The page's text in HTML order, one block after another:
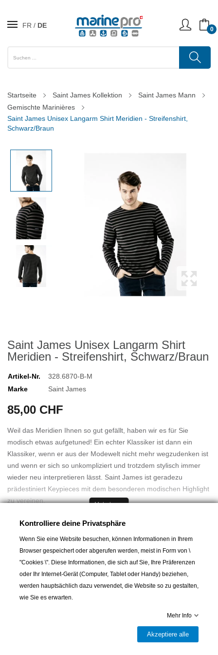
FR DE 0
Startseite Saint James Kollektion
Saint James Mann
Gemischte Marinières
Saint James Unisex Langarm Shirt Meridien - Streifenshirt,
Schwarz/Braun
Saint James Unisex Langarm Shirt
Meridien - Streifenshirt, Schwarz/Braun
Artikel-Nr.
328.6870-B-M
Marke
Saint James
85,00 CHF
Weil das Meridien Ihnen so gut gefällt, haben wir es für Sie
modisch etwas aufgetuned! Ein echter Klassiker ist dann ein
Klassiker, wenn er aus der Modewelt nicht mehr wegzudenken ist
und wenn er sich so unkompliziert und trotzdem stylisch immer
wieder neu interpretieren lässt. Saint James ist geradezu
prädestiniert Keypieces mit dem besonderen modischen Highlight
zu vereinen.
SCHMAL GESCHNITTENES MARINESHIRT
Das Meridien von Saint James bietet für junggebliebene
Messieurs Dames ein Marineshirt mit langem Arm, das sich an die
traditionellen Bretagne- oder Seemannsshirts anlehnt. Bei diesem
Modell kommt die schlanke Figur voll zur Geltung, denn der
Schnitt ist etwas schmaler gehalten. Das Meridien verfügt über
einen runden Halsausschnitt und flache Bundabschlüsse. So sieht
wertet jedes Freizeitoutfit selbtsbewusst auf. Es ist in der Bund-
und der Ärmellänge etwas länger geschnitten. Für einen filmreifen
Auftritt tragen Sie zu solch einem Shirt eine legere weiße
Mehr lesen
Größentabelle
Kontrolliere deine Privatsphäre
Wenn Sie eine Website besuchen, können Informationen in Ihrem
Browser gespeichert oder abgerufen werden, meist in Form von \
"Cookies \". Diese Informationen, die sich auf Sie, Ihre Präferenzen
oder Ihr Internet-Gerät (Computer, Tablet oder Handy) beziehen,
werden hauptsächlich dazu verwendet, die Website so zu gestalten,
wie Sie es erwarten.
Mehr Info
Akzeptiere alle